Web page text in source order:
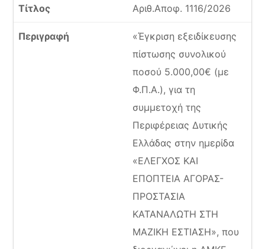
Αριθ.Αποφ. 1116/2026
«Έγκριση εξειδίκευσης
πίστωσης συνολικού
ποσού 5.000,00€ (με
Φ.Π.Α.), για τη
συμμετοχή της
Περιφέρειας Δυτικής
Ελλάδας στην ημερίδα
«ΕΛΕΓΧΟΣ ΚΑΙ
ΕΠΟΠΤΕΙΑ ΑΓΟΡΑΣ-
ΠΡΟΣΤΑΣΙΑ
ΚΑΤΑΝΑΛΩΤΗ ΣΤΗ
ΜΑΖΙΚΗ ΕΣΤΙΑΣΗ», που